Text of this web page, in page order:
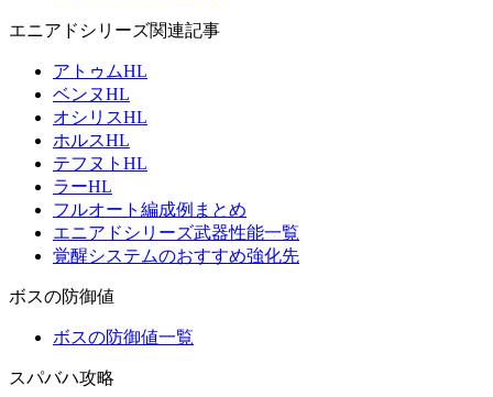
エニアドシリーズ関連記事
アトゥムHL
ベンヌHL
オシリスHL
ホルスHL
テフヌトHL
ラーHL
フルオート編成例まとめ
エニアドシリーズ武器性能一覧
覚醒システムのおすすめ強化先
ボスの防御値
ボスの防御値一覧
スパバハ攻略